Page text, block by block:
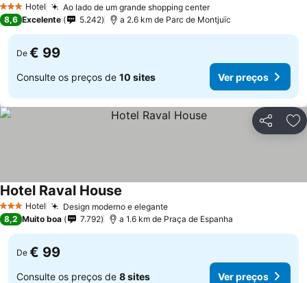
3 EstrelasHotel
Ao lado de um grande shopping center
8,6 Excelente 5.242 a 2.6 km de Parc de Montjuïc
De € 99
Consulte os preços de 10 sites Ver preços
Partilhar
3 EstrelasHotel Design moderno e elegante
Hotel Raval House
8,2 Muito boa 7.792 a 1.6 km de Praça de Espanha
De € 99
Consulte os preços de 8 sites Ver preços